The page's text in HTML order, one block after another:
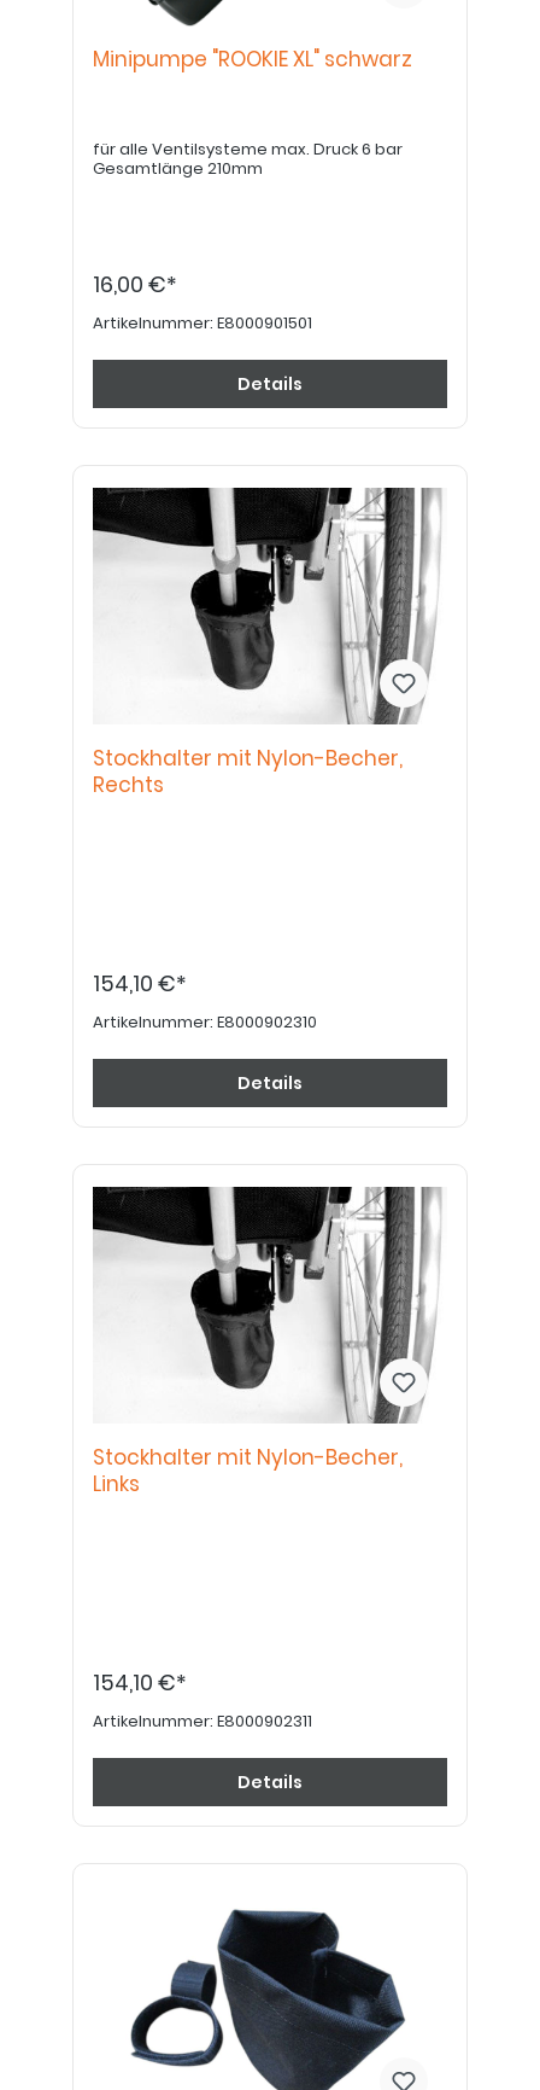
Minipumpe "ROOKIE XL" schwarz
für alle Ventilsysteme max. Druck 6 bar
Gesamtlänge 210mm
16,00 €*
Artikelnummer: E8000901501
Details
Stockhalter mit Nylon-Becher,
Rechts
154,10 €*
Artikelnummer: E8000902310
Details
Stockhalter mit Nylon-Becher,
Links
154,10 €*
Artikelnummer: E8000902311
Details